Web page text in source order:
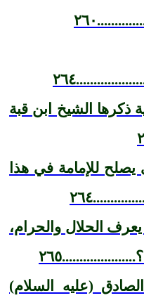
ذكرها الشيخ ابن قبة
يصلح للإمامة في هذا
الحلال والحرام،
(عليه السلام)